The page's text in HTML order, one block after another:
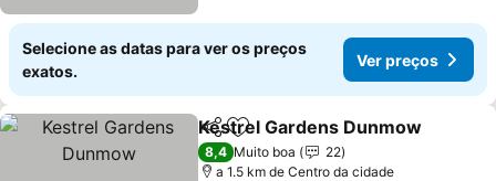
Selecione as datas para ver os preços
exatos.
Ver preços
PartilharAdicionar aos favoritos
Kestrel Gardens Dunmow
8,4 Muito boa
22
a 1.5 km de Centro da cidade